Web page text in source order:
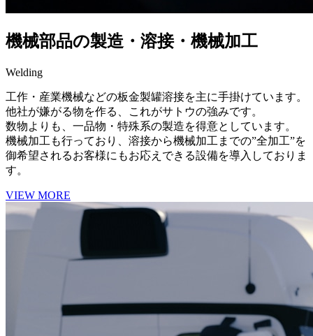
機械部品の製造・溶接・機械加工
Welding
工作・産業機械などの板金製罐溶接を主に手掛けています。
他社が嫌がる物を作る、これがサトウの強みです。
数物よりも、一品物・特殊系の製造を得意としています。
機械加工も行っており、溶接から機械加工までの”全加工”を
御希望されるお客様にもお応えできる設備を導入しておりま
す。
VIEW MORE